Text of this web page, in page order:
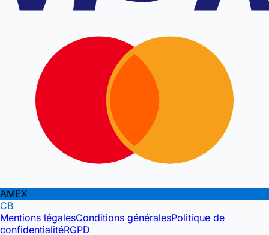
AMEX
CB
Mentions légalesConditions généralesPolitique de
confidentialitéRGPD